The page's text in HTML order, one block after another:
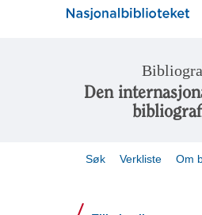
Den
Søk Verkliste Om